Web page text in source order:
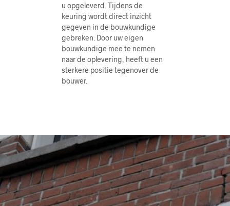
u opgeleverd. Tijdens de
keuring wordt direct inzicht
gegeven in de bouwkundige
gebreken. Door uw eigen
bouwkundige mee te nemen
naar de oplevering, heeft u een
sterkere positie tegenover de
bouwer.